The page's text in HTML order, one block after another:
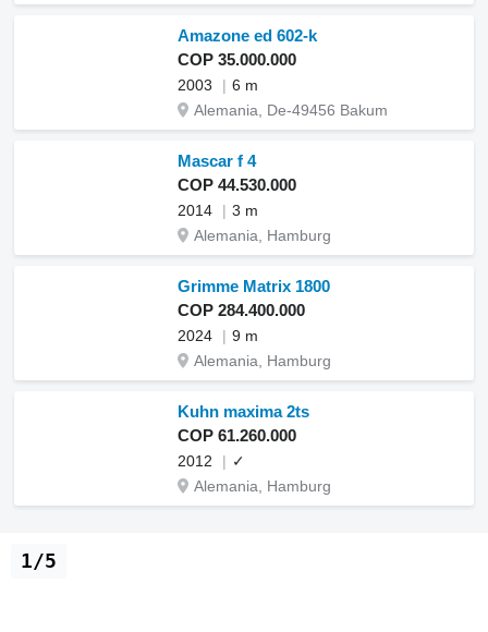
Amazone ed 602-k
COP 35.000.000
2003
6 m
Alemania, De-49456 Bakum
Mascar f 4
COP 44.530.000
2014
3 m
Alemania, Hamburg
Grimme Matrix 1800
COP 284.400.000
2024
9 m
Alemania, Hamburg
Kuhn maxima 2ts
COP 61.260.000
2012
✓
Alemania, Hamburg
1/5